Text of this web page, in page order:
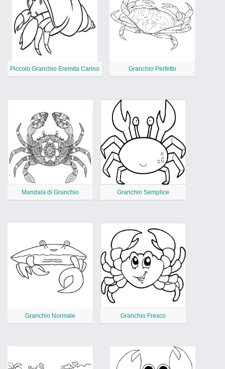
Piccolo Granchio Eremita Carino Granchio Perfetto
Mandala di Granchio Granchio Semplice
Granchio Normale Granchio Fresco